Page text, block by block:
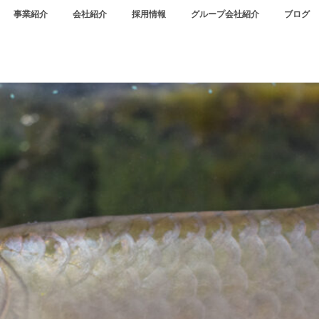
事業紹介 会社紹介 採用情報 グループ会社紹介 ブログ